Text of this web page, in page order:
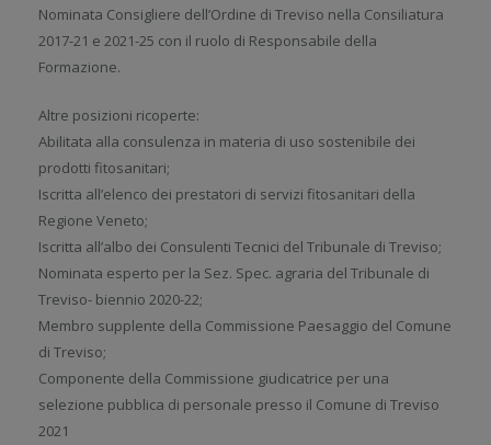
Nominata Consigliere dell’Ordine di Treviso nella Consiliatura
2017-21 e 2021-25 con il ruolo di Responsabile della
Formazione.
Altre posizioni ricoperte:
Abilitata alla consulenza in materia di uso sostenibile dei
prodotti fitosanitari;
Iscritta all’elenco dei prestatori di servizi fitosanitari della
Regione Veneto;
Iscritta all’albo dei Consulenti Tecnici del Tribunale di Treviso;
Nominata esperto per la Sez. Spec. agraria del Tribunale di
Treviso- biennio 2020-22;
Membro supplente della Commissione Paesaggio del Comune
di Treviso;
Componente della Commissione giudicatrice per una
selezione pubblica di personale presso il Comune di Treviso
2021